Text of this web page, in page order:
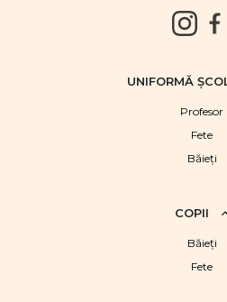
UNIFORMĂ
Profesor
Fete
Băieţi
COPII
Băieţi
Fete